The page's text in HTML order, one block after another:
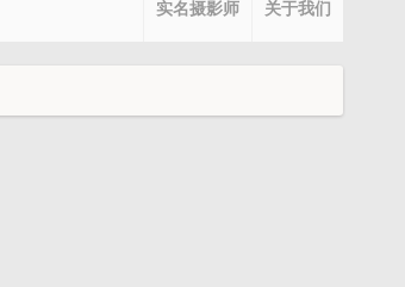
关于我们
实名摄影师